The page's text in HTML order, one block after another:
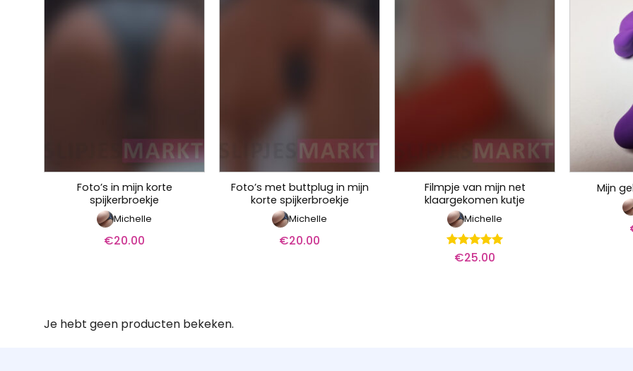
Foto’s in mijn korte
spijkerbroekje
Michelle
€20.00
Foto’s met buttplug in mijn
korte spijkerbroekje
Michelle
€20.00
Filmpje van mijn net
klaargekomen kutje
Michelle
Waardering
€25.00
Mijn
Je hebt geen producten bekeken.